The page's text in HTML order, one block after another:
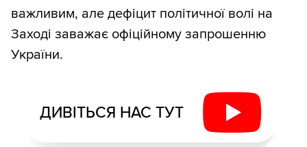
важливим, але дефіцит політичної волі на
Заході заважає офіційному запрошенню
України.
ДИВІТЬСЯ НАС ТУТ